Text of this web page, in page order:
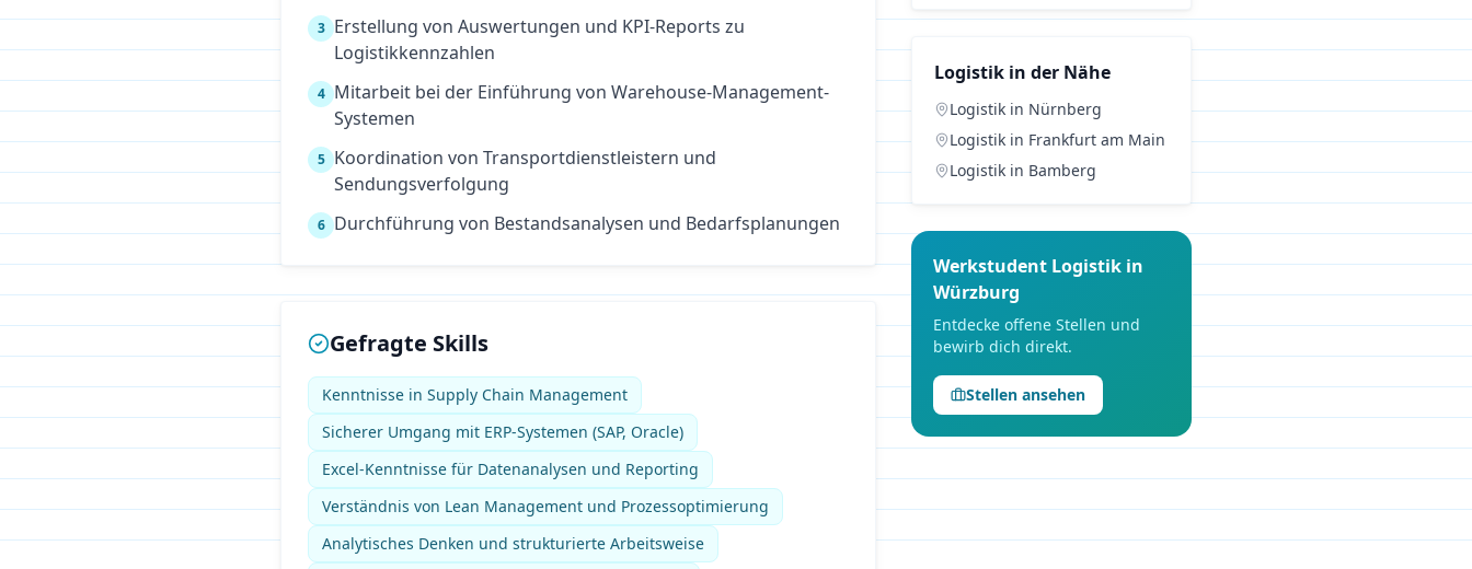
3 Erstellung von Auswertungen und KPI-Reports zu
Logistikkennzahlen
4 Mitarbeit bei der Einführung von Warehouse-Management-
Systemen
5 Koordination von Transportdienstleistern und
Sendungsverfolgung
6 Durchführung von Bestandsanalysen und Bedarfsplanungen
Gefragte Skills
Kenntnisse in Supply Chain Management
Sicherer Umgang mit ERP-Systemen (SAP, Oracle)
Excel-Kenntnisse für Datenanalysen und Reporting
Verständnis von Lean Management und Prozessoptimierung
Analytisches Denken und strukturierte Arbeitsweise
Logistik in der Nähe
Logistik in Nürnberg
Logistik in Frankfurt am Main
Logistik in Bamberg
Werkstudent Logistik in
Würzburg
Entdecke offene Stellen und
bewirb dich direkt.
Stellen ansehen